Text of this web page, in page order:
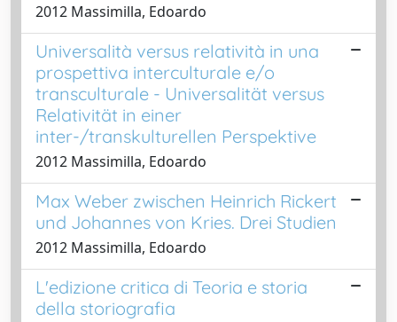
2012 Massimilla, Edoardo
Universalità versus relatività in una
prospettiva interculturale e/o
transculturale - Universalität versus
Relativität in einer
inter-/transkulturellen Perspektive
2012 Massimilla, Edoardo
Max Weber zwischen Heinrich Rickert
und Johannes von Kries. Drei Studien
2012 Massimilla, Edoardo
L'edizione critica di Teoria e storia
della storiografia